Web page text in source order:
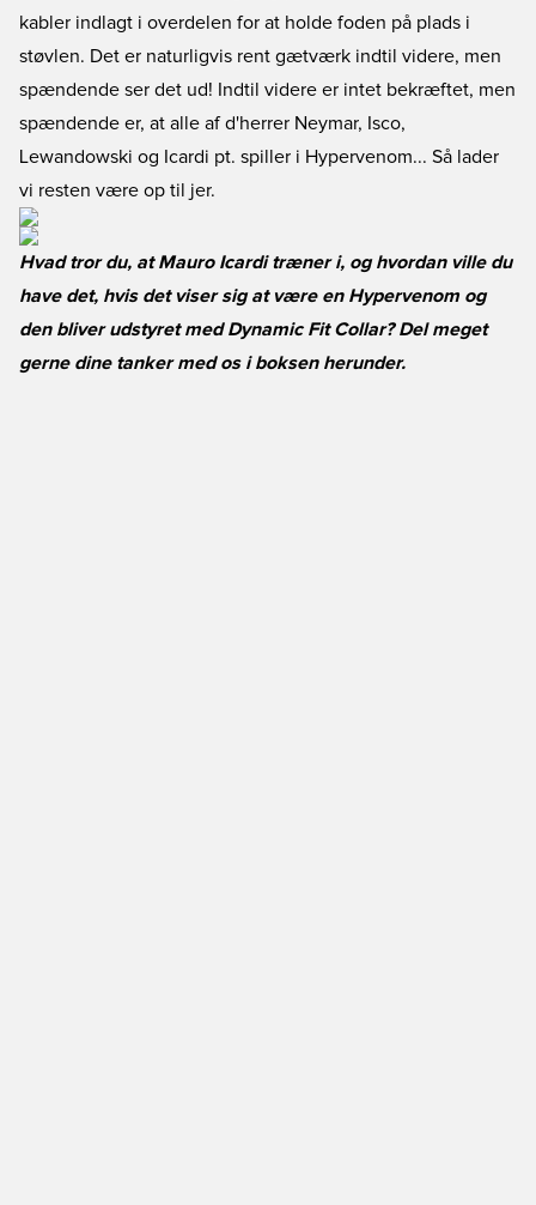
kabler indlagt i overdelen for at holde foden på plads i
støvlen. Det er naturligvis rent gætværk indtil videre, men
spændende ser det ud! Indtil videre er intet bekræftet, men
spændende er, at alle af d'herrer Neymar, Isco,
Lewandowski og Icardi pt. spiller i Hypervenom... Så lader
vi resten være op til jer.
Hvad tror du, at Mauro Icardi træner i, og hvordan ville du
have det, hvis det viser sig at være en Hypervenom og
den bliver udstyret med Dynamic Fit Collar? Del meget
gerne dine tanker med os i boksen herunder.